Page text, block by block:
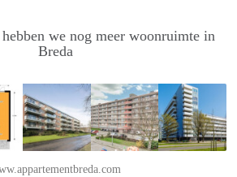
we nog meer woonruimte in
Breda